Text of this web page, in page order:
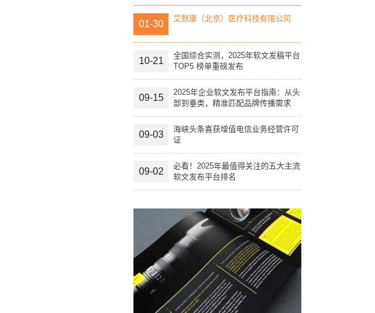
01-30
艾默康（北京）医疗科技有限公司
10-21
全国综合实测，2025年软文发稿平台
TOP5 榜单重磅发布
09-15
2025年企业软文发布平台指南：从头
部到垂类，精准匹配品牌传播需求
09-03
海峡头条喜获增值电信业务经营许可
证
09-02
必看！2025年最值得关注的五大主流
软文发布平台排名